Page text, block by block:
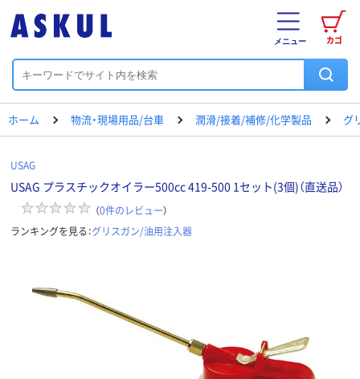
カゴ
メニュー
ホーム 物流・現場用品/台車 潤滑/接着/補修/化学製品 グ
USAG
USAG プラスチックオイラー500cc 419-500 1セット(3個)（直送品）
（0件のレビュー）
ランキングを見る：グリスガン/油用注入器